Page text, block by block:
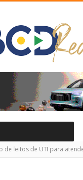
de leitos de UTI para